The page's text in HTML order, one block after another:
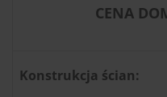
CENA
Konstrukcja ścian: